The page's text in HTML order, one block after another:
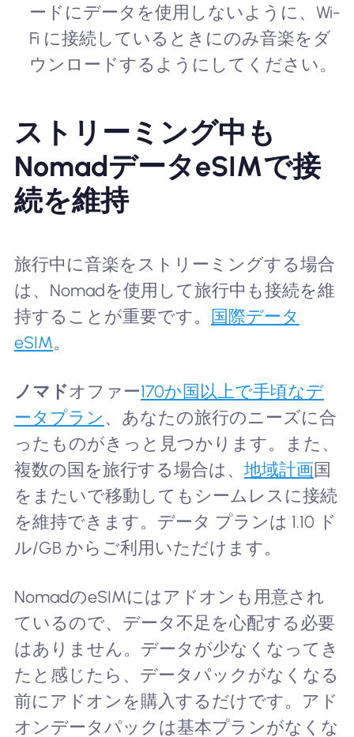
ードにデータを使用しないように、Wi-
Fi に接続しているときにのみ音楽をダ
ウンロードするようにしてください。
ストリーミング中も
NomadデータeSIMで接
続を維持
旅行中に音楽をストリーミングする場合
は、Nomadを使用して旅行中も接続を維
持することが重要です。
国際データ
eSIM。
ノマドオファー170か国以上で手頃なデ
ータプラン 、あなたの旅行のニーズに合
ったものがきっと見つかります。また、
複数の国を旅行する場合は、 地域計画国
をまたいで移動してもシームレスに接続
を維持できます。データ プランは 1.10 ド
ル/GB からご利用いただけます。
NomadのeSIMにはアドオンも用意され
ているので、データ不足を心配する必要
はありません。データが少なくなってき
たと感じたら、データパックがなくなる
前にアドオンを購入するだけです。アド
オンデータパックは基本プランがなくな